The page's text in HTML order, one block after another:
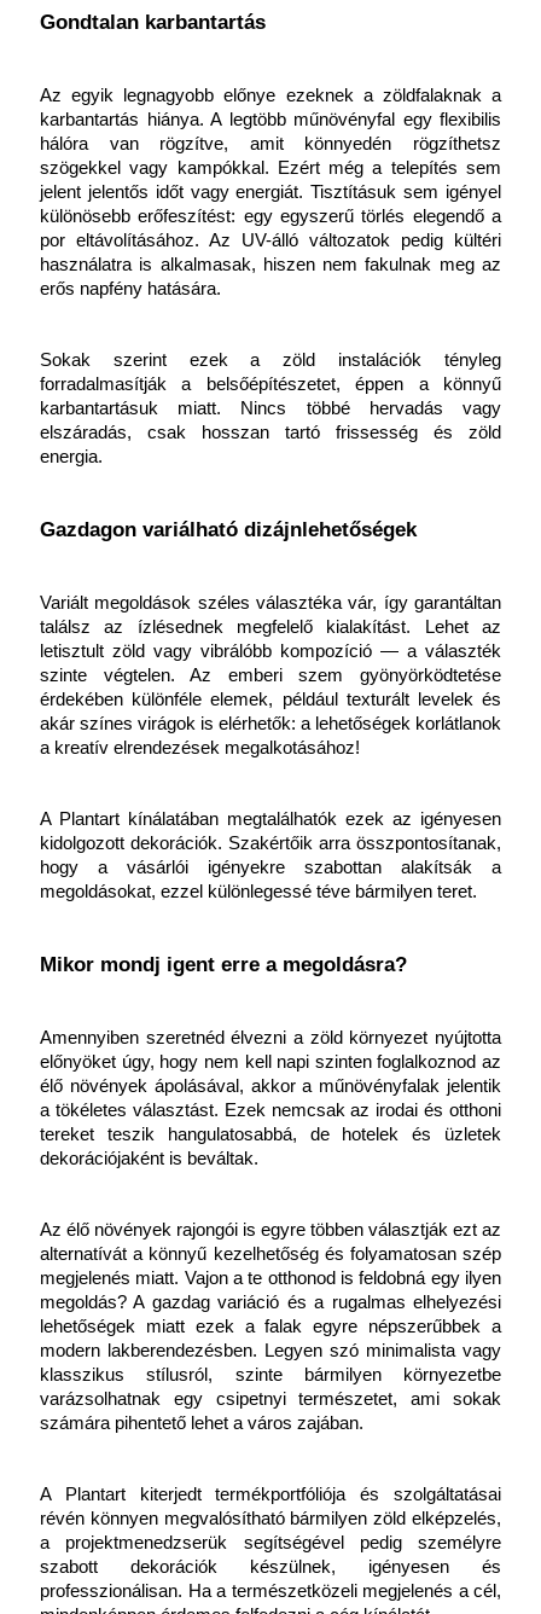
Gondtalan karbantartás
Az egyik legnagyobb előnye ezeknek a zöldfalaknak a
karbantartás hiánya. A legtöbb műnövényfal egy flexibilis
hálóra van rögzítve, amit könnyedén rögzíthetsz
szögekkel vagy kampókkal. Ezért még a telepítés sem
jelent jelentős időt vagy energiát. Tisztításuk sem igényel
különösebb erőfeszítést: egy egyszerű törlés elegendő a
por eltávolításához. Az UV-álló változatok pedig kültéri
használatra is alkalmasak, hiszen nem fakulnak meg az
erős napfény hatására.
Sokak szerint ezek a zöld instalációk tényleg
forradalmasítják a belsőépítészetet, éppen a könnyű
karbantartásuk miatt. Nincs többé hervadás vagy
elszáradás, csak hosszan tartó frissesség és zöld
energia.
Gazdagon variálható dizájnlehetőségek
Variált megoldások széles választéka vár, így garantáltan
találsz az ízlésednek megfelelő kialakítást. Lehet az
letisztult zöld vagy vibrálóbb kompozíció — a választék
szinte végtelen. Az emberi szem gyönyörködtetése
érdekében különféle elemek, például texturált levelek és
akár színes virágok is elérhetők: a lehetőségek korlátlanok
a kreatív elrendezések megalkotásához!
A Plantart kínálatában megtalálhatók ezek az igényesen
kidolgozott dekorációk. Szakértőik arra összpontosítanak,
hogy a vásárlói igényekre szabottan alakítsák a
megoldásokat, ezzel különlegessé téve bármilyen teret.
Mikor mondj igent erre a megoldásra?
Amennyiben szeretnéd élvezni a zöld környezet nyújtotta
előnyöket úgy, hogy nem kell napi szinten foglalkoznod az
élő növények ápolásával, akkor a műnövényfalak jelentik
a tökéletes választást. Ezek nemcsak az irodai és otthoni
tereket teszik hangulatosabbá, de hotelek és üzletek
dekorációjaként is beváltak.
Az élő növények rajongói is egyre többen választják ezt az
alternatívát a könnyű kezelhetőség és folyamatosan szép
megjelenés miatt. Vajon a te otthonod is feldobná egy ilyen
megoldás? A gazdag variáció és a rugalmas elhelyezési
lehetőségek miatt ezek a falak egyre népszerűbbek a
modern lakberendezésben. Legyen szó minimalista vagy
klasszikus stílusról, szinte bármilyen környezetbe
varázsolhatnak egy csipetnyi természetet, ami sokak
számára pihentető lehet a város zajában.
A Plantart kiterjedt termékportfóliója és szolgáltatásai
révén könnyen megvalósítható bármilyen zöld elképzelés,
a projektmenedzserük segítségével pedig személyre
szabott dekorációk készülnek, igényesen és
professzionálisan. Ha a természetközeli megjelenés a cél,